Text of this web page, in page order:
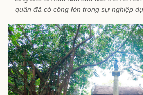
quân đã có công lớn trong sự nghiệp